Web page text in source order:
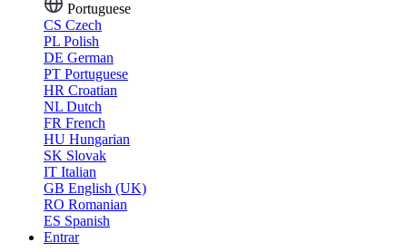
Portuguese
CS Czech
PL Polish
DE German
PT Portuguese
HR Croatian
NL Dutch
FR French
HU Hungarian
SK Slovak
IT Italian
GB English (UK)
RO Romanian
ES Spanish
Entrar